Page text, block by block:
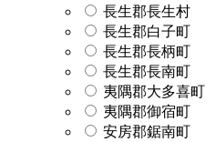
長生郡長生村
長生郡白子町
長生郡長柄町
長生郡長南町
夷隅郡大多喜町
夷隅郡御宿町
安房郡鋸南町